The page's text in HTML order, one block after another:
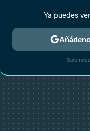
MENÚ
ESTRENOS
Ya puedes
Solo